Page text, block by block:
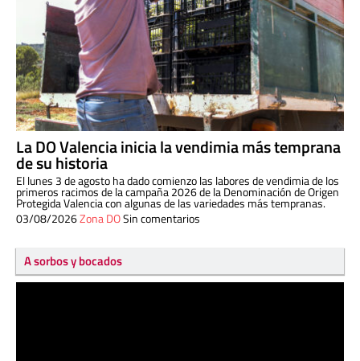
La DO Valencia inicia la vendimia más temprana
de su historia
El lunes 3 de agosto ha dado comienzo las labores de vendimia de los
primeros racimos de la campaña 2026 de la Denominación de Origen
Protegida Valencia con algunas de las variedades más tempranas.
03/08/2026Zona DOSin comentarios
A sorbos y bocados